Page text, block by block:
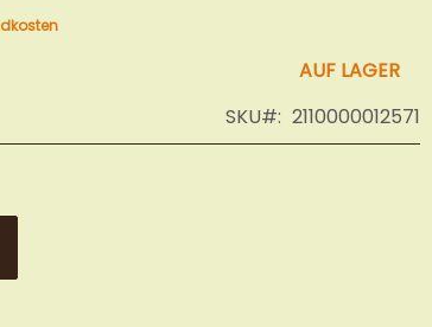
AUF LAGER
SKU
2110000012571